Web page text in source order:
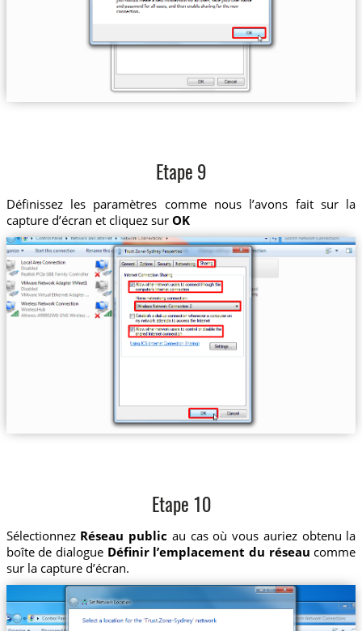
Etape 9
Définissez les paramètres comme nous l’avons fait sur la
capture d’écran et cliquez sur OK
Etape 10
Sélectionnez Réseau public au cas où vous auriez obtenu la
boîte de dialogue Définir l’emplacement du réseau comme
sur la capture d’écran.